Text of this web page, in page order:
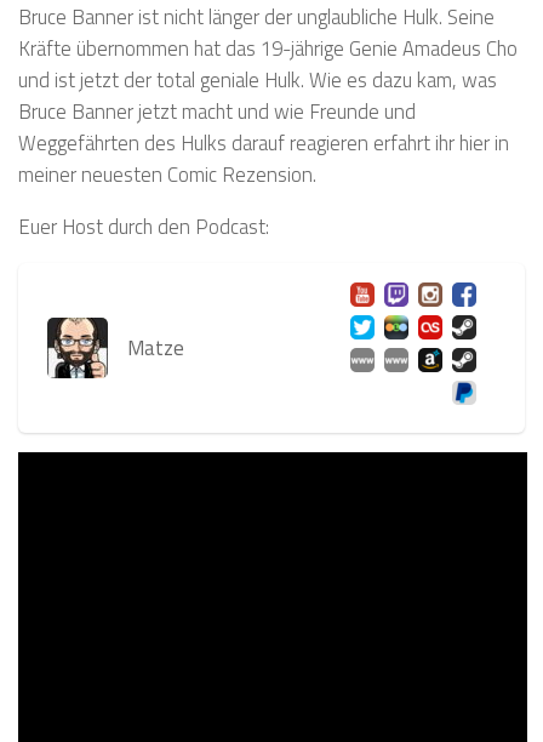
Bruce Banner ist nicht länger der unglaubliche Hulk. Seine
Kräfte übernommen hat das 19-jährige Genie Amadeus Cho
und ist jetzt der total geniale Hulk. Wie es dazu kam, was
Bruce Banner jetzt macht und wie Freunde und
Weggefährten des Hulks darauf reagieren erfahrt ihr hier in
meiner neuesten Comic Rezension.
Euer Host durch den Podcast:
Matze